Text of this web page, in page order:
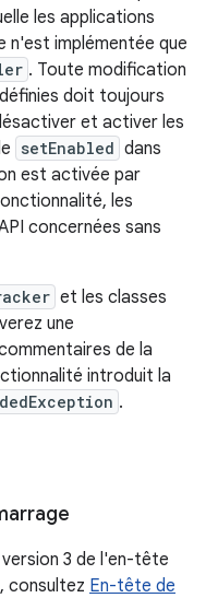
les applications
n'est implémentée que
. Toute modification
doit toujours
et activer les
setEnabled dans
est activée par
les
concernées sans
et les classes
une
de la
introduit la
.
3 de l'en-tête
consultez En-tête de